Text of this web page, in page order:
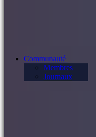
Communauté
Membres
Journaux